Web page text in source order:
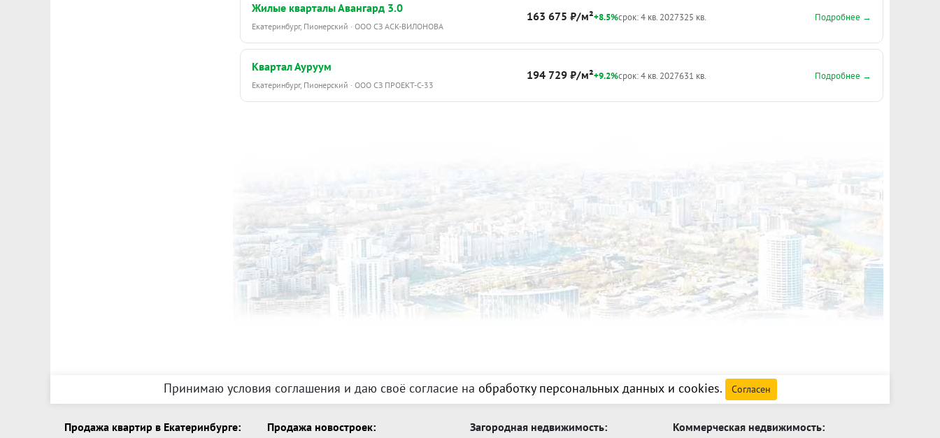
Жилые кварталы Авангард 3.0
Екатеринбург, Пионерский · ООО СЗ АСК-ВИЛОНОВА
163 675 ₽/м²+8.5%срок: 4 кв. 2027325 кв. Подробнее →
Квартал Ауруум
Екатеринбург, Пионерский · ООО СЗ ПРОЕКТ-С-33
194 729 ₽/м²+9.2%срок: 4 кв. 2027631 кв. Подробнее →
Принимаю условия соглашения и даю своё согласие на обработку персональных данных и cookies. Согласен
Продажа квартир в Екатеринбурге: Продажа новостроек: Загородная недвижимость: Коммерческая недвижимость: